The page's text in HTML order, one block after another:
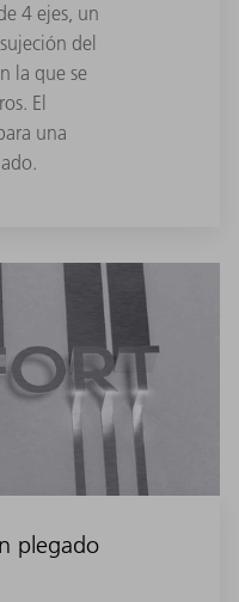
4 ejes, un
del
la que se
El
una
plegado